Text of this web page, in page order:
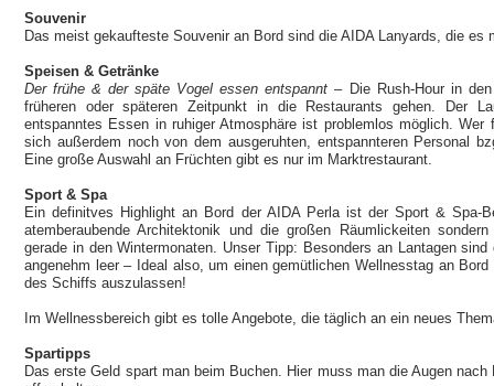
Souvenir
Das meist gekaufteste Souvenir an Bord sind die AIDA Lanyards, die es
Speisen & Getränke
Der frühe & der späte Vogel essen entspannt –Die Rush-Hour in
früheren oder späteren Zeitpunkt in die Restaurants gehen. Der
entspanntes Essen in ruhiger Atmosphäre ist problemlos möglich.
sich außerdem noch von dem ausgeruhten, entspannteren Personal
Eine große Auswahl an Früchten gibt es nur im Marktrestaurant.
Sport & Spa
Ein definitves Highlight an Bord der AIDA Perla ist der Sport & Spa-
atemberaubende Architektonik und die großen Räumlickeiten
gerade in den Wintermonaten. Unser Tipp: Besonders an Lantagen
angenehm leer – Ideal also, um einen gemütlichen Wellnesstag an
des Schiffs auszulassen!
Im Wellnessbereich gibt es tolle Angebote, die täglich an ein neues
Spartipps
Das erste Geld spart man beim Buchen. Hier muss man die Augen